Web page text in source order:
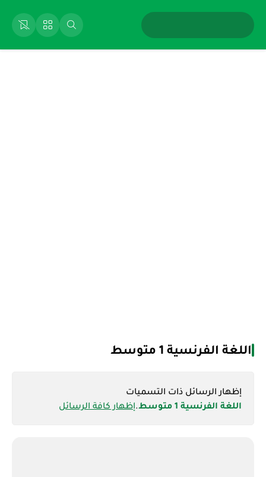
اللغة الفرنسية 1 متوسط
‏إظهار الرسائل ذات التسميات
اللغة الفرنسية 1 متوسط
.إظهار كافة الرسائل